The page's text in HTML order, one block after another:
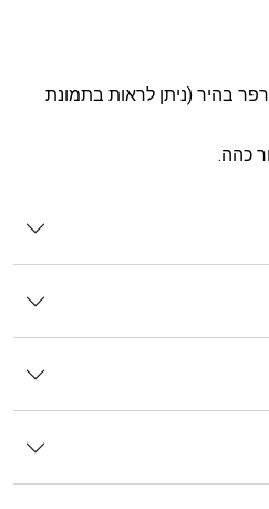
בהיר (ניתן לראות בתמונת
כהה.